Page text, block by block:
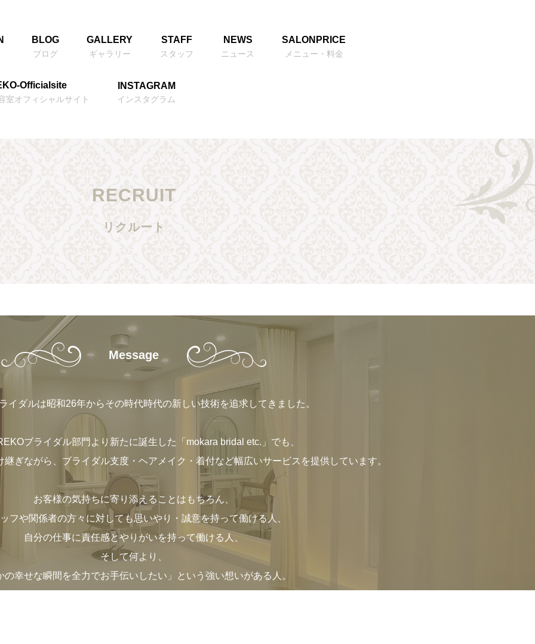
BLOG
ブログ
GALLERY
ギャラリー
STAFF
スタッフ
NEWS
ニュース
SALONPRICE
メニュー・料金
Officialsite
室オフィシャルサイト
INSTAGRAM
インスタグラム
RECRUIT
リクルート
Message
イダルは昭和26年からその時代時代の新しい技術を追求してきました。
ブライダル部門より新たに誕生した「mokara bridal etc.」でも、
ぎながら、ブライダル支度・ヘアメイク・着付など幅広いサービスを提供しています。
お客様の気持ちに寄り添えることはもちろん、
フや関係者の方々に対しても思いやり・誠意を持って働ける人、
自分の仕事に責任感とやりがいを持って働ける人、
そして何より、
の幸せな瞬間を全力でお手伝いしたい」という強い想いがある人。